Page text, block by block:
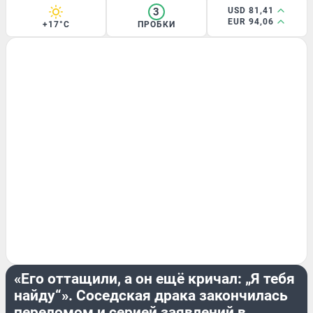
+17°C
3
ПРОБКИ
USD 81,41
EUR 94,06
«Его оттащили, а он ещё кричал: „Я тебя
найду“». Соседская драка закончилась